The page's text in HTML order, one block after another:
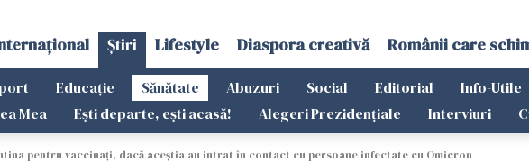
Știri Lifestyle Diaspora creativă Românii care
Educație Sănătate Abuzuri Social Editorial Info-Utile
Mea
Ești departe, ești acasă! Alegeri Prezidențiale Interviuri
pentru vaccinați, dacă aceștia au intrat în contact cu persoane infectate cu Omicron